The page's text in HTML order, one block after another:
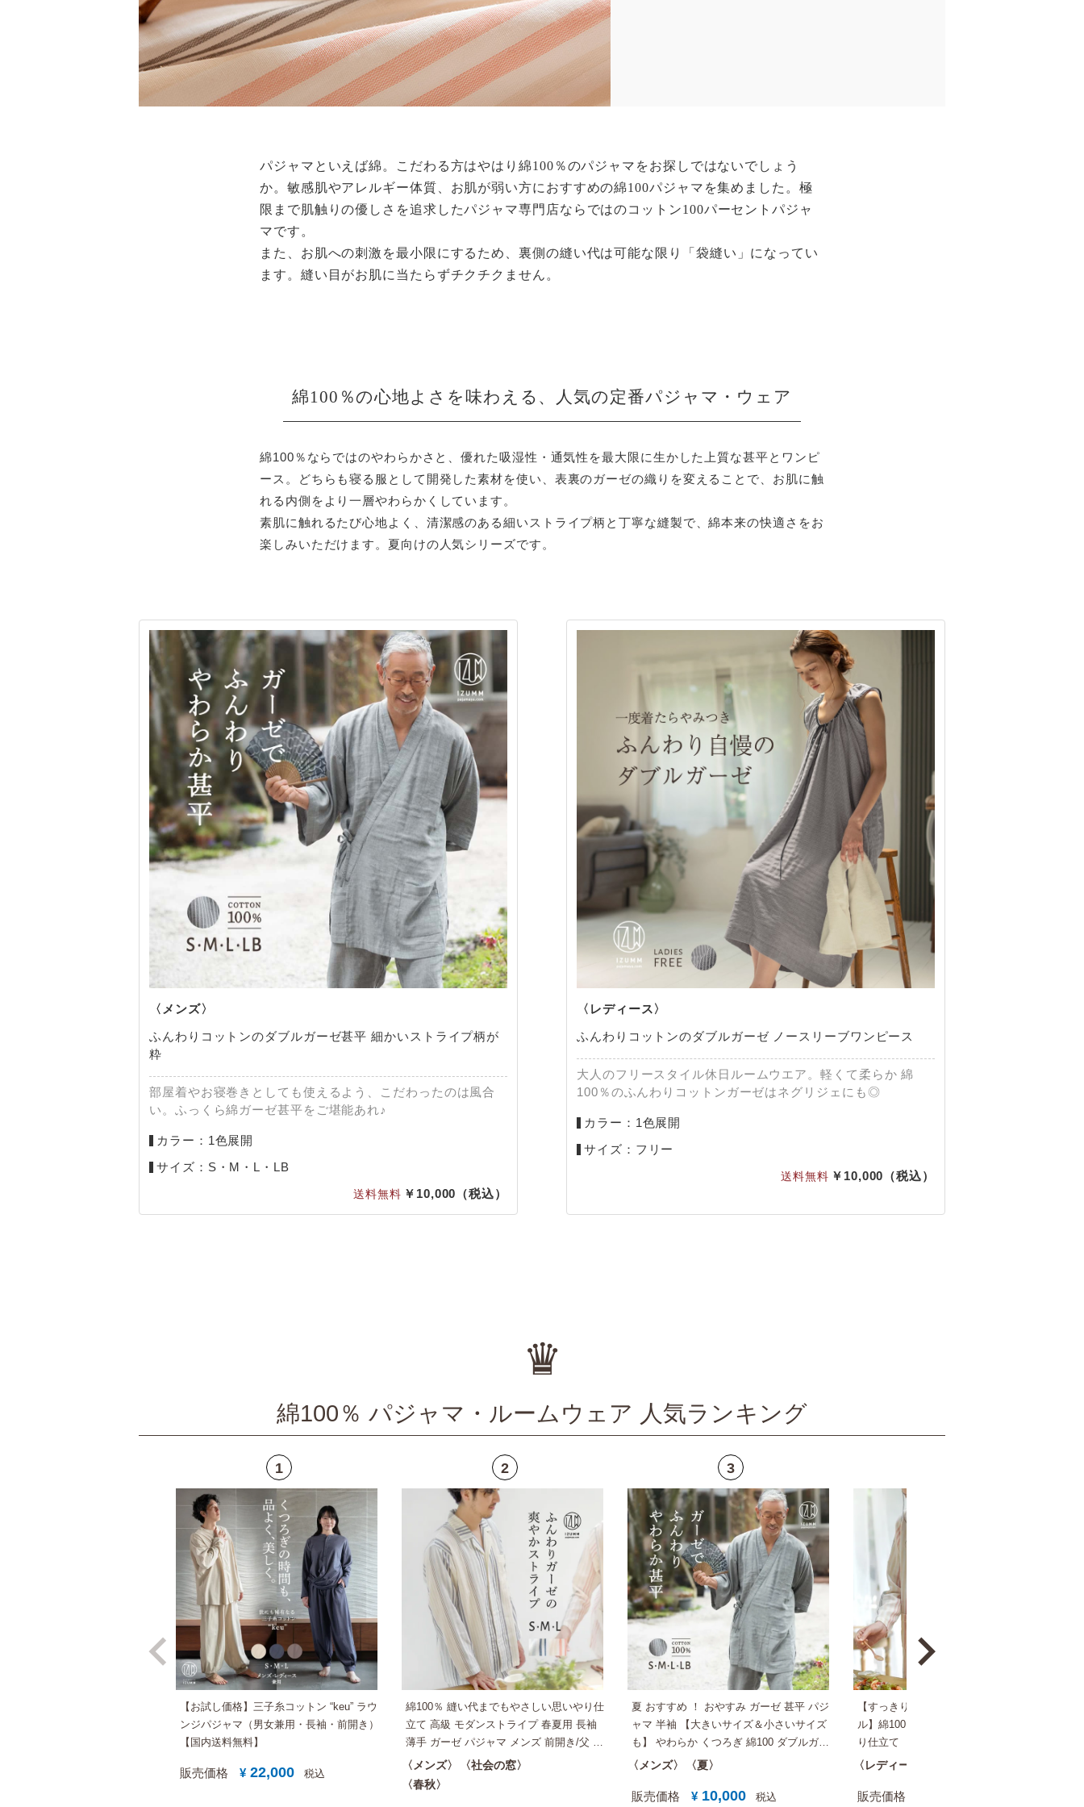
パジャマといえば綿。こだわる方はやはり綿100％のパジャマをお探しではないでしょう
か。敏感肌やアレルギー体質、お肌が弱い方におすすめの綿100パジャマを集めました。極
限まで肌触りの優しさを追求したパジャマ専門店ならではのコットン100パーセントパジャ
マです。
また、お肌への刺激を最小限にするため、裏側の縫い代は可能な限り「袋縫い」になってい
ます。縫い目がお肌に当たらずチクチクません。
綿100％の心地よさを味わえる、 人気の定番パジャマ・ウェア
綿100％ならではのやわらかさと、優れた吸湿性・通気性を最大限に生かした上質な甚平とワンピ
ース。どちらも寝る服として開発した素材を使い、表裏のガーゼの織りを変えることで、お肌に触
れる内側をより一層やわらかくしています。
素肌に触れるたび心地よく、清潔感のある細いストライプ柄と丁寧な縫製で、綿本来の快適さをお
楽しみいただけます。夏向けの人気シリーズです。
ふんわりコットンのダブルガーゼ甚平 細かいストライプ柄が
粋
部屋着やお寝巻きとしても使えるよう、こだわったのは風合
い。ふっくら綿ガーゼ甚平をご堪能あれ♪
カラー：1色展開
サイズ：S・M・L・LB
10,000
ふんわりコットンのダブルガーゼ ノースリーブワンピース
大人のフリースタイル休日ルームウエア。軽くて柔らか 綿
100％のふんわりコットンガーゼはネグリジェにも◎
カラー：1色展開
サイズ：フリー
10,000
♛
綿100％ パジャマ・ルームウェア 人気ランキング
【お試し価格】三子糸コットン “keu” ラウ
ンジパジャマ（男女兼用・長袖・前開き）
【国内送料無料】
販売価格 ¥ 22,000 税込
綿100％ 縫い代までもやさしい思いやり仕
立て 高級 モダンストライプ 春夏用 長袖
薄手 ガーゼ パジャマ メンズ 前開き/父 実
用的 プレゼント にも おすすめ【国内送料
無料】
メンズ
社会の窓
春秋
夏 おすすめ ！ おやすみ ガーゼ 甚平 パジ
ャマ 半袖 【大きいサイズ＆小さいサイズ
も】 やわらか くつろぎ 綿100 ダブルガー
ゼ 父 誕生日 実用的 プレゼント にも！メンズ 夏
販売価格 ¥ 10,000 税込
【すっきりシルエットに型紙リニューア
ル】綿100％ 縫い代までもやさしい思いや
り仕立て モダンストライプ 2重ガーゼ レ
ディース パジャマ【国内送料無料】
レディース
販売価格